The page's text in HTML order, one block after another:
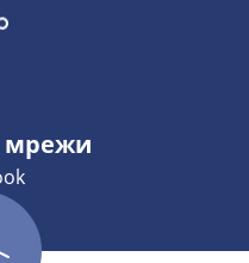
мрежи